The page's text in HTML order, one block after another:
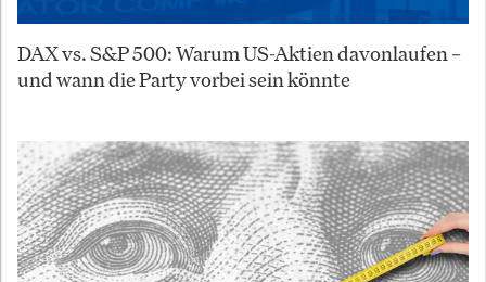
DAX vs. S&P 500: Warum US-Aktien davonlaufen –
und wann die Party vorbei sein könnte